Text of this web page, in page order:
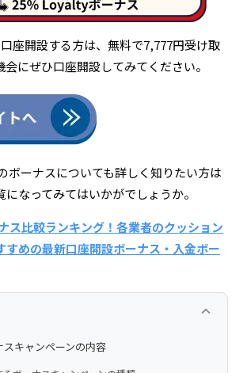
座開設する方は、無料で7,777円受け取
にぜひ口座開設してみてください。
ボーナスについても詳しく知りたい方は
なってみてはいかがでしょうか。
ス比較ランキング！各業者のクッション
すめの最新口座開設ボーナス・入金ボー
keyboard_arrow_up
スキャンペーンの内容